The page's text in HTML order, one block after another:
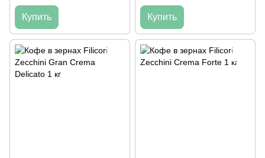
Купить Купить